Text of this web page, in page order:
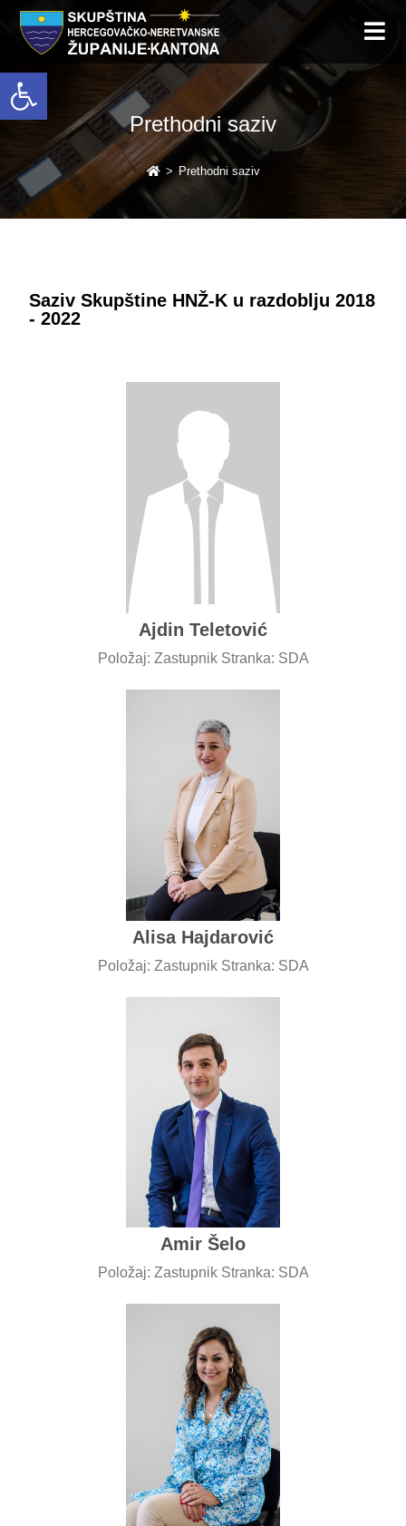
Open toolbar
Prethodni saziv
> Prethodni saziv
Saziv Skupštine HNŽ-K u razdoblju 2018
- 2022
Ajdin Teletović
Položaj: Zastupnik Stranka: SDA
Alisa Hajdarović
Položaj: Zastupnik Stranka: SDA
Amir Šelo
Položaj: Zastupnik Stranka: SDA